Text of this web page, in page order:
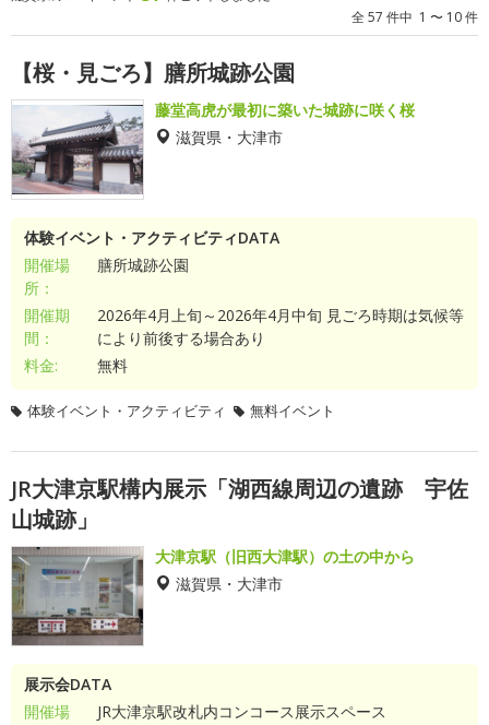
全 57 件中 1 〜 10 件
【桜・見ごろ】膳所城跡公園
藤堂高虎が最初に築いた城跡に咲く桜
滋賀県・大津市
体験イベント・アクティビティDATA
開催場
所：
膳所城跡公園
開催期
間：
2026年4月上旬～2026年4月中旬 見ごろ時期は気候等
により前後する場合あり
料金:
無料
体験イベント・アクティビティ 無料イベント
JR大津京駅構内展示「湖西線周辺の遺跡 宇佐
山城跡」
大津京駅（旧西大津駅）の土の中から
滋賀県・大津市
展示会DATA
開催場
JR大津京駅改札内コンコース展示スペース